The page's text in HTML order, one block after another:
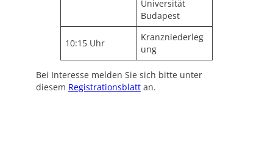
Universität
Budapest
10:15 Uhr
Kranzniederleg
ung
Bei Interesse melden Sie sich bitte unter
diesem Registrationsblattan.